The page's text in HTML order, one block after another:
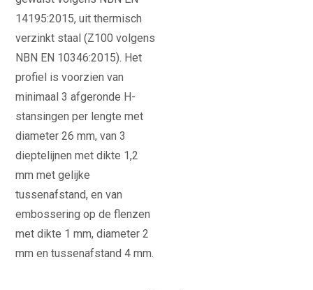
14195:2015, uit thermisch
verzinkt staal (Z100 volgens
NBN EN 10346:2015). Het
profiel is voorzien van
minimaal 3 afgeronde H-
stansingen per lengte met
diameter 26 mm, van 3
dieptelijnen met dikte 1,2
mm met gelijke
tussenafstand, en van
embossering op de flenzen
met dikte 1 mm, diameter 2
mm en tussenafstand 4 mm.